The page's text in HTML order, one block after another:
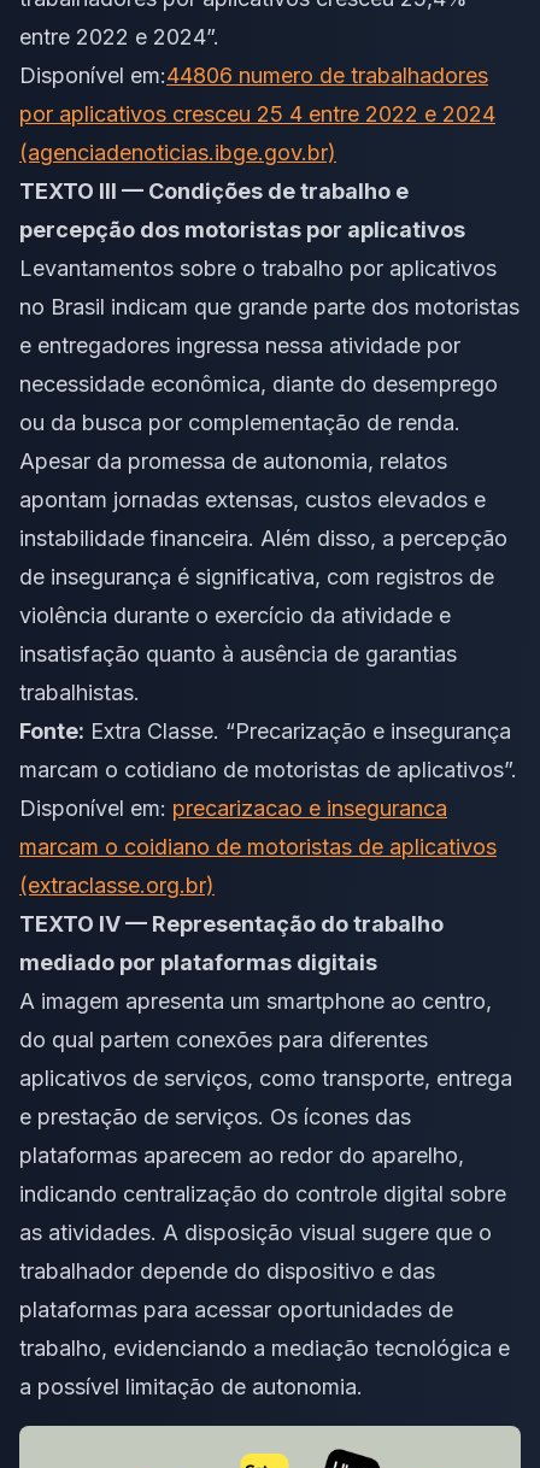
entre 2022 e 2024”.
Disponível em:44806 numero de trabalhadores
por aplicativos cresceu 25 4 entre 2022 e 2024
(agenciadenoticias.ibge.gov.br)
TEXTO III — Condições de trabalho e
percepção dos motoristas por aplicativos
Levantamentos sobre o trabalho por aplicativos
no Brasil indicam que grande parte dos motoristas
e entregadores ingressa nessa atividade por
necessidade econômica, diante do desemprego
ou da busca por complementação de renda.
Apesar da promessa de autonomia, relatos
apontam jornadas extensas, custos elevados e
instabilidade financeira. Além disso, a percepção
de insegurança é significativa, com registros de
violência durante o exercício da atividade e
insatisfação quanto à ausência de garantias
trabalhistas.
Fonte: Extra Classe. “Precarização e insegurança
marcam o cotidiano de motoristas de aplicativos”.
Disponível em: precarizacao e inseguranca
marcam o coidiano de motoristas de aplicativos
(extraclasse.org.br)
TEXTO IV — Representação do trabalho
mediado por plataformas digitais
A imagem apresenta um smartphone ao centro,
do qual partem conexões para diferentes
aplicativos de serviços, como transporte, entrega
e prestação de serviços. Os ícones das
plataformas aparecem ao redor do aparelho,
indicando centralização do controle digital sobre
as atividades. A disposição visual sugere que o
trabalhador depende do dispositivo e das
plataformas para acessar oportunidades de
trabalho, evidenciando a mediação tecnológica e
a possível limitação de autonomia.